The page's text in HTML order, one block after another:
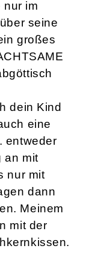
nur im
seine
großes
dein Kind
eine
entweder
an mit
nur mit
dann
Meinem
mit der